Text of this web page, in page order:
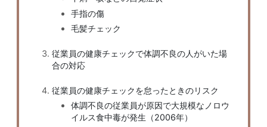
手指の傷
毛髪チェック
従業員の健康チェックで体調不良の人がいた場
合の対応
従業員の健康チェックを怠ったときのリスク
体調不良の従業員が原因で大規模なノロウ
イルス食中毒が発生（2006年）